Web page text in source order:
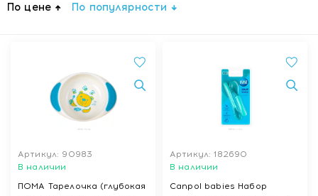
По цене По популярности
Артикул: 90983
В наличии
ПОМА Тарелочка (глубокая
Артикул: 182690
В наличии
Canpol babies Набор